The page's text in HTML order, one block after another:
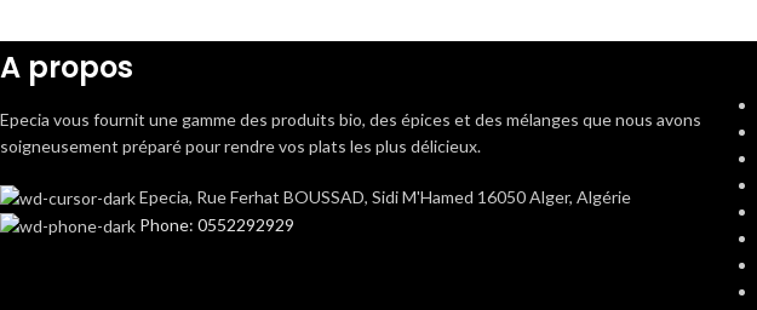
A propos
Epecia vous fournit une gamme des produits bio, des épices et des mélanges que nous avons
soigneusement préparé pour rendre vos plats les plus délicieux.
Epecia, Rue Ferhat BOUSSAD, Sidi M'Hamed 16050 Alger, Algérie
Phone: 0552292929